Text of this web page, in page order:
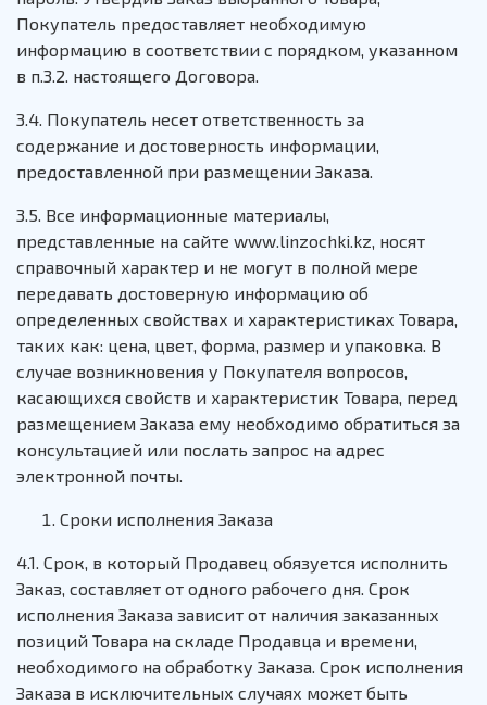
Покупатель предоставляет необходимую
информацию в соответствии с порядком, указанном
в п.3.2. настоящего Договора.
3.4. Покупатель несет ответственность за
содержание и достоверность информации,
предоставленной при размещении Заказа.
3.5. Все информационные материалы,
представленные на сайте www.linzochki.kz, носят
справочный характер и не могут в полной мере
передавать достоверную информацию об
определенных свойствах и характеристиках Товара,
таких как: цена, цвет, форма, размер и упаковка. В
случае возникновения у Покупателя вопросов,
касающихся свойств и характеристик Товара, перед
размещением Заказа ему необходимо обратиться за
консультацией или послать запрос на адрес
электронной почты.
Сроки исполнения Заказа
4.1. Срок, в который Продавец обязуется исполнить
Заказ, составляет от одного рабочего дня. Срок
исполнения Заказа зависит от наличия заказанных
позиций Товара на складе Продавца и времени,
необходимого на обработку Заказа. Срок исполнения
Заказа в исключительных случаях может быть